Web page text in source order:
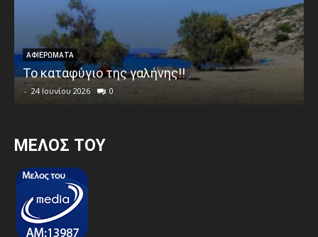
ΑΦΙΕΡΩΜΑΤΑ
Το καταφύγιο της γαλήνης!!
- 24 Ιουνίου 2026 0
MEΛΟΣ ΤΟΥ